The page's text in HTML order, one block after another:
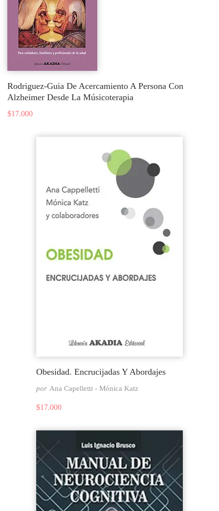
Rodriguez-Guia De Acercamiento A Persona Con
Alzheimer Desde La Músicoterapia
$17.000
Obesidad. Encrucijadas Y Abordajes
por Ana Capelletti - Mónica Katz
$17.000